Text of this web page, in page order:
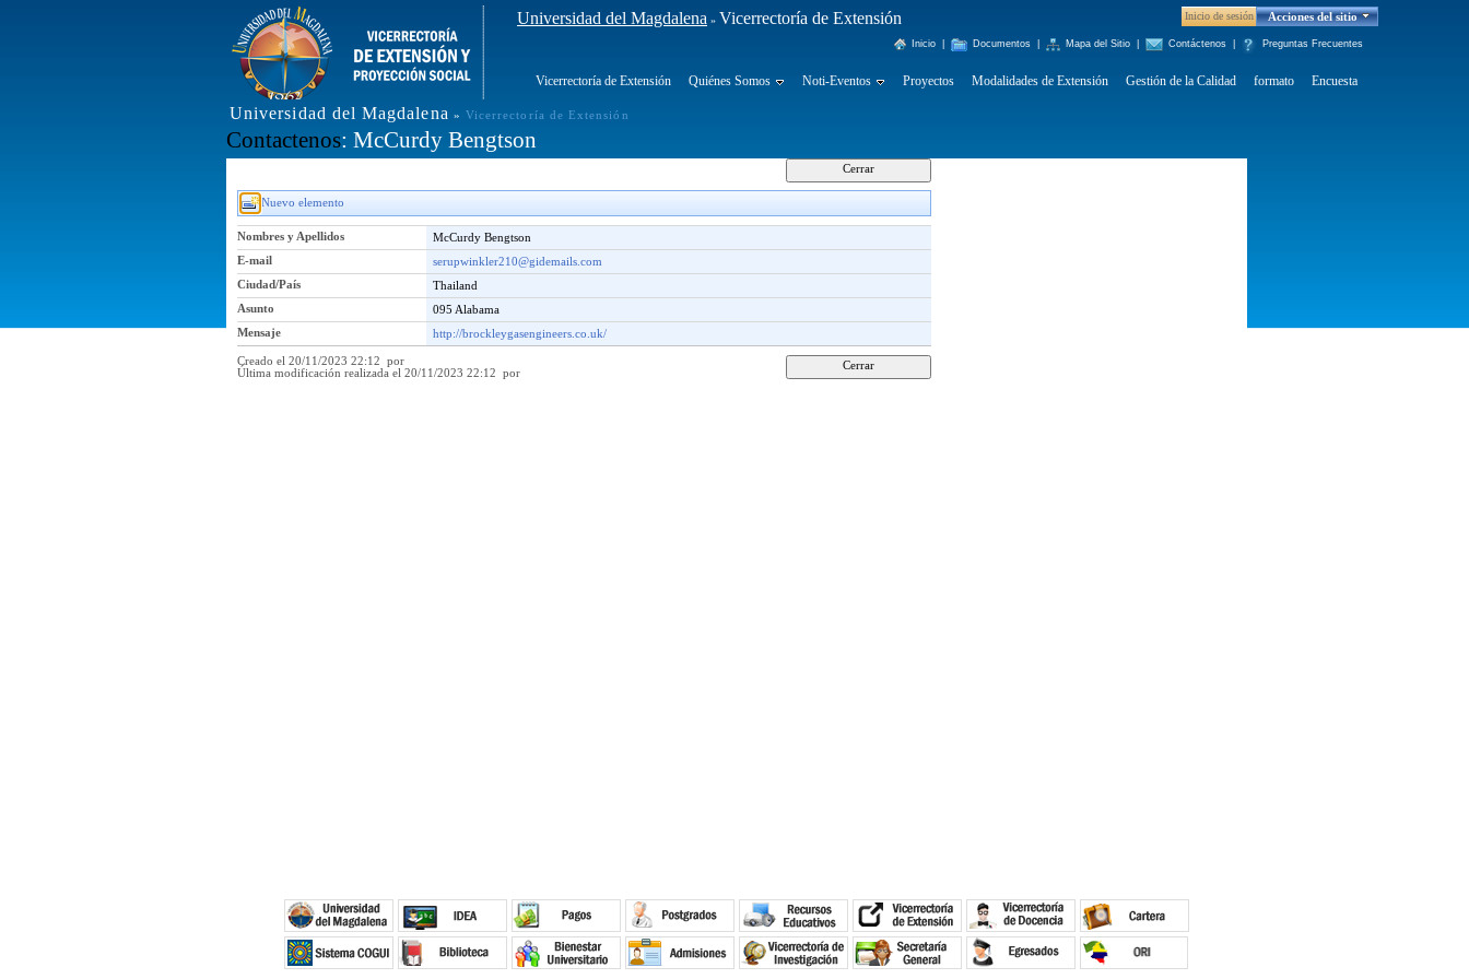
Universidad del Magdalena » Vicerrectoría de Extensión Inicio de sesión Acciones del sitio
Inicio Documentos Mapa del Sitio Contáctenos Preguntas Frecuentes
Vicerrectoría de Extensión Quiénes Somos Noti-Eventos Proyectos Modalidades de Extensión Gestión de la Calidad formato Encuesta
Universidad del Magdalena » Vicerrectoría de Extensión
Contactenos: McCurdy Bengtson
Nuevo elemento
Nombres y Apellidos
McCurdy Bengtson
E-mail
serupwinkler210@gidemails.com
Ciudad/País
Thailand
Asunto
095 Alabama
Mensaje
http://brockleygasengineers.co.uk/
Creado el 20/11/2023 22:12 por
Última modificación realizada el 20/11/2023 22:12 por